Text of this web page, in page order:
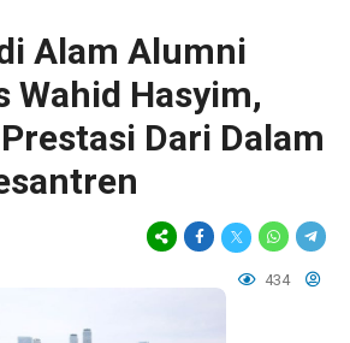
Alam Alumni
Wahid Hasyim,
Dari Dalam
434